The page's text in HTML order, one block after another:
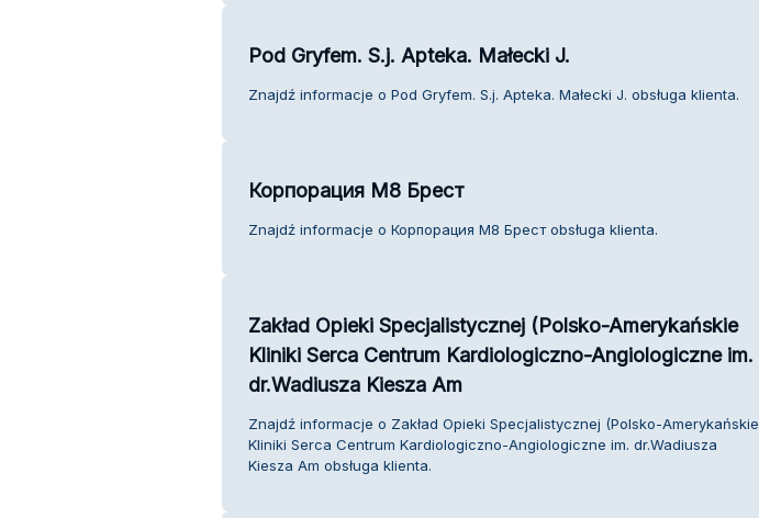
Pod Gryfem. S.j. Apteka. Małecki J.
Znajdź informacje o Pod Gryfem. S.j. Apteka. Małecki J. obsługa klienta.
Корпорация М8 Брест
Znajdź informacje o Корпорация М8 Брест obsługa klienta.
Zakład Opieki Specjalistycznej (Polsko-Amerykańskie
Kliniki Serca Centrum Kardiologiczno-Angiologiczne im.
dr.Wadiusza Kiesza Am
Znajdź informacje o Zakład Opieki Specjalistycznej (Polsko-Amerykańskie
Kliniki Serca Centrum Kardiologiczno-Angiologiczne im. dr.Wadiusza
Kiesza Am obsługa klienta.